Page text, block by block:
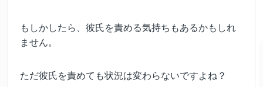
もしかしたら、彼氏を責める気持ちもあるかもしれ
ません。
ただ彼氏を責めても状況は変わらないですよね？